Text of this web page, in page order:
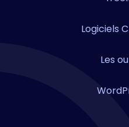
Logiciels
Les